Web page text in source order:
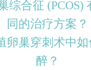
综合征 (PCOS)
同的治疗方案？
卵巢穿刺术中
醉？